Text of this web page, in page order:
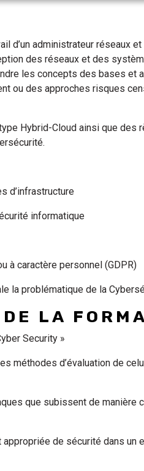
d’un administrateur réseaux
des réseaux et des
les concepts des bases et
ou des approches risques
Hybrid-Cloud ainsi que des
d’infrastructure
informatique
à caractère personnel (GDPR)
la problématique de la
LA
Security »
méthodes d’évaluation de
que subissent de manière
de sécurité dans un